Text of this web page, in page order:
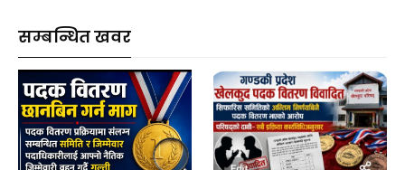
सम्बन्धित खवर